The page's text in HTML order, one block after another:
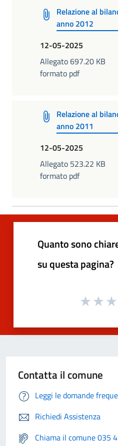
Relazione al
anno 2012
12-05-2025
Allegato 697.20 KB
formato pdf
Relazione al
anno 2011
12-05-2025
Allegato 523.22 KB
formato pdf
Quanto sono
su questa pagina?
Contatta il comune
Leggi le domande
Richiedi Assistenza
Chiama il comune 035